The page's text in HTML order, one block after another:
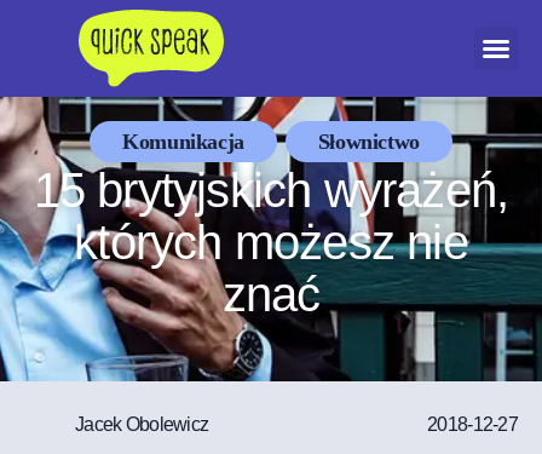
Komunikacja , Słownictwo
15 brytyjskich wyrażeń,
których możesz nie
znać
Jacek Obolewicz 2018-12-27